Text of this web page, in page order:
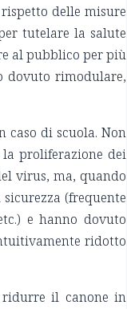
delle misure
tutelare la salute
al pubblico per più
dovuto rimodulare,
caso di scuola. Non
proliferazione dei
virus, ma, quando
(frequente
e hanno dovuto
ridotto
il canone in